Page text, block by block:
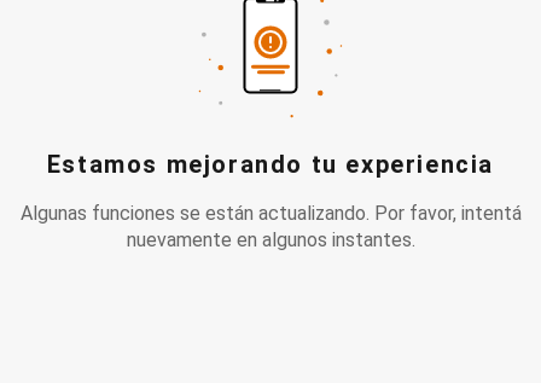
Estamos mejorando tu experiencia
Algunas funciones se están actualizando. Por favor, intentá
nuevamente en algunos instantes.